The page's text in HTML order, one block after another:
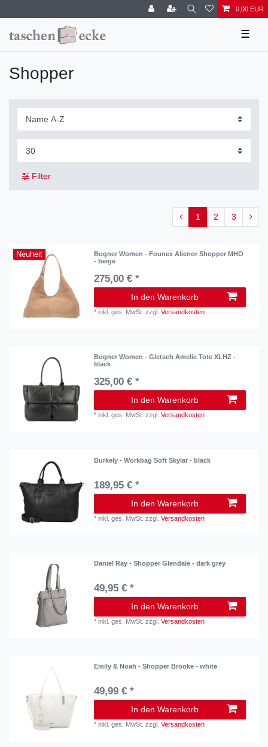
0,00 EUR
☰
Shopper
Filter
1 2 3
Neuheit
Bogner Women - Founex Alienor Shopper MHO
- beige
275,00 € *
In den Warenkorb
*inkl. ges. MwSt. zzgl.Versandkosten
Bogner Women - Gletsch Amelie Tote XLHZ -
black
325,00 € *
In den Warenkorb
*inkl. ges. MwSt. zzgl.Versandkosten
Burkely - Workbag Soft Skylar - black
189,95 € *
In den Warenkorb
*inkl. ges. MwSt. zzgl.Versandkosten
Daniel Ray - Shopper Glendale - dark grey
49,95 € *
In den Warenkorb
*inkl. ges. MwSt. zzgl.Versandkosten
Emily & Noah - Shopper Brooke - white
49,99 € *
In den Warenkorb
*inkl. ges. MwSt. zzgl.Versandkosten